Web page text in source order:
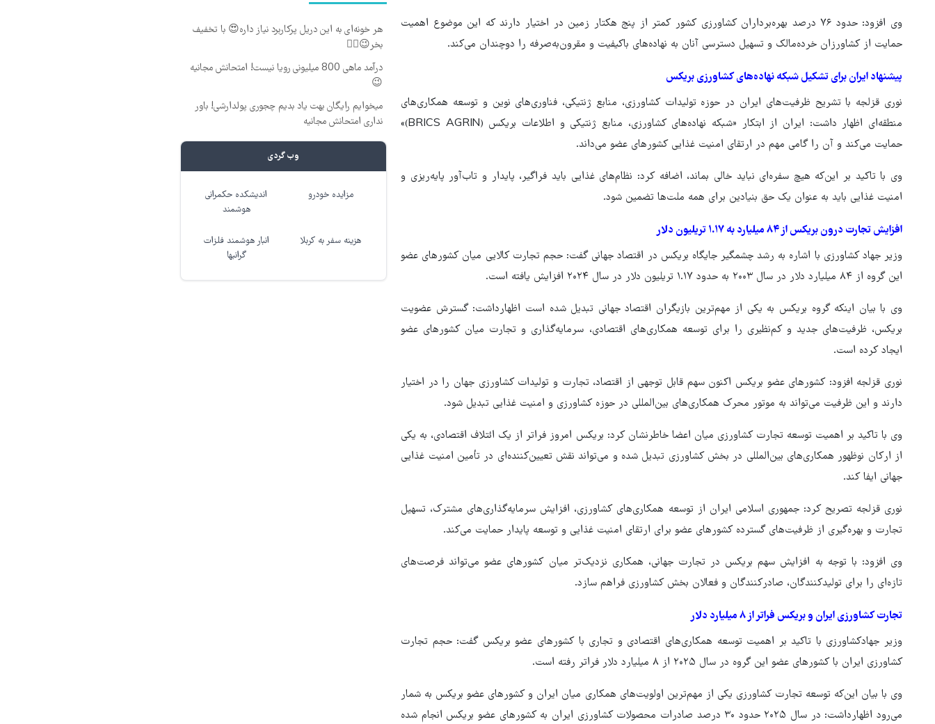
وی افزود: حدود ۷۶ درصد بهره‌برداران کشاورزی کشور کمتر از پنج هکتار زمین در اختیار دارند که این موضوع اهمیت
حمایت از کشاورزان خرده‌مالک و تسهیل دسترسی آنان به نهاده‌های باکیفیت و مقرون‌به‌صرفه را دوچندان می‌کند.
پیشنهاد ایران برای تشکیل شبکه نهاده‌های کشاورزی بریکس
نوری قزلجه با تشریح ظرفیت‌های ایران در حوزه تولیدات کشاورزی، منابع ژنتیکی، فناوری‌های نوین و توسعه همکاری‌های
منطقه‌ای اظهار داشت: ایران از ابتکار «شبکه نهاده‌های کشاورزی، منابع ژنتیکی و اطلاعات بریکس (BRICS AGRIN)»
حمایت می‌کند و آن را گامی مهم در ارتقای امنیت غذایی کشورهای عضو می‌داند.
وی با تاکید بر این‌که هیچ سفره‌ای نباید خالی بماند، اضافه کرد: نظام‌های غذایی باید فراگیر، پایدار و تاب‌آور پایه‌ریزی و
امنیت غذایی باید به عنوان یک حق بنیادین برای همه ملت‌ها تضمین شود.
افزایش تجارت درون بریکس از ۸۴ میلیارد به ۱.۱۷ تریلیون دلار
وزیر جهاد کشاورزی با اشاره به رشد چشمگیر جایگاه بریکس در اقتصاد جهانی گفت: حجم تجارت کالایی میان کشورهای عضو
این گروه از ۸۴ میلیارد دلار در سال ۲۰۰۳ به حدود ۱.۱۷ تریلیون دلار در سال ۲۰۲۴ افزایش یافته است.
وی با بیان اینکه گروه بریکس به یکی از مهم‌ترین بازیگران اقتصاد جهانی تبدیل شده است اظهارداشت: گسترش عضویت
بریکس، ظرفیت‌های جدید و کم‌نظیری را برای توسعه همکاری‌های اقتصادی، سرمایه‌گذاری و تجارت میان کشورهای عضو
ایجاد کرده است.
نوری قزلجه افزود: کشورهای عضو بریکس اکنون سهم قابل توجهی از اقتصاد، تجارت و تولیدات کشاورزی جهان را در اختیار
دارند و این ظرفیت می‌تواند به موتور محرک همکاری‌های بین‌المللی در حوزه کشاورزی و امنیت غذایی تبدیل شود.
وی با تاکید بر اهمیت توسعه تجارت کشاورزی میان اعضا خاطرنشان کرد: بریکس امروز فراتر از یک ائتلاف اقتصادی، به یکی
از ارکان نوظهور همکاری‌های بین‌المللی در بخش کشاورزی تبدیل شده و می‌تواند نقش تعیین‌کننده‌ای در تأمین امنیت غذایی
جهانی ایفا کند.
نوری قزلجه تصریح کرد: جمهوری اسلامی ایران از توسعه همکاری‌های کشاورزی، افزایش سرمایه‌گذاری‌های مشترک، تسهیل
تجارت و بهره‌گیری از ظرفیت‌های گسترده کشورهای عضو برای ارتقای امنیت غذایی و توسعه پایدار حمایت می‌کند.
وی افزود: با توجه به افزایش سهم بریکس در تجارت جهانی، همکاری نزدیک‌تر میان کشورهای عضو می‌تواند فرصت‌های
تازه‌ای را برای تولیدکنندگان، صادرکنندگان و فعالان بخش کشاورزی فراهم سازد.
تجارت کشاورزی ایران و بریکس فراتر از ۸ میلیارد دلار
وزیر جهادکشاورزی با تاکید بر اهمیت توسعه همکاری‌های اقتصادی و تجاری با کشورهای عضو بریکس گفت: حجم تجارت
کشاورزی ایران با کشورهای عضو این گروه در سال ۲۰۲۵ از ۸ میلیارد دلار فراتر رفته است.
وی با بیان این‌که توسعه تجارت کشاورزی یکی از مهم‌ترین اولویت‌های همکاری میان ایران و کشورهای عضو بریکس به شمار
می‌رود اظهارداشت: در سال ۲۰۲۵ حدود ۳۰ درصد صادرات محصولات کشاورزی ایران به کشورهای عضو بریکس انجام شده
هر خونه‌ای به این دریل پرکاربرد نیاز داره😍 با تخفیف
بخر😉👌🏻
درآمد ماهی 800 میلیونی رویا نیست! امتحانش مجانیه
😉
میخوایم رایگان بهت یاد بدیم چجوری پولدارشی! باور
نداری امتحانش مجانیه
وب گردی
مزایده خودرو
اندیشکده حکمرانی
هوشمند
هزینه سفر به کربلا
انبار هوشمند فلزات
گرانبها